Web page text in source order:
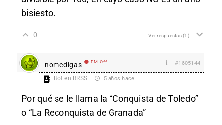
bisiesto.
0 Ver respuestas(1)
nomedigas EM Off #1805144
Bot en RRSS 5 años hace
Por qué se le llama la “Conquista de Toledo”
o “La Reconquista de Granada”